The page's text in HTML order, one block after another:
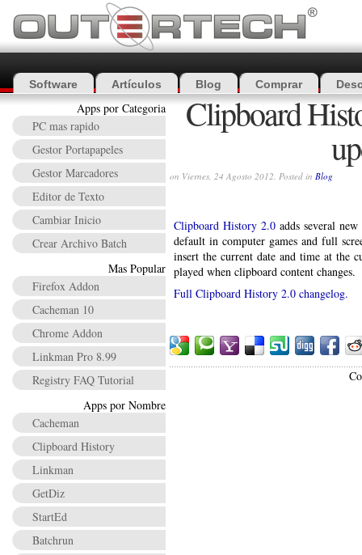
Clipboard
on Viernes, 24 Agosto 2012. Posted in Blog
Clipboard History 2.0 adds several
default in computer games and full
insert the current date and time at the
played when clipboard content changes.
Full Clipboard History 2.0 changelog.
Apps por Categoria
PC mas rapido
Gestor Portapapeles
Gestor Marcadores
Editor de Texto
Cambiar Inicio
Crear Archivo Batch
Mas Popular
Firefox Addon
Cacheman 10
Chrome Addon
Linkman Pro 8.99
Registry FAQ Tutorial
Apps por Nombre
Cacheman
Clipboard History
Linkman
GetDiz
StartEd
Batchrun
Software Artículos Blog Comprar